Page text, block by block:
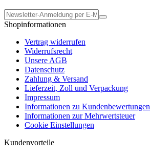
Shopinformationen
Vertrag widerrufen
Widerrufsrecht
Unsere AGB
Datenschutz
Zahlung & Versand
Lieferzeit, Zoll und Verpackung
Impressum
Informationen zu Kundenbewertungen
Informationen zur Mehrwertsteuer
Cookie Einstellungen
Kundenvorteile